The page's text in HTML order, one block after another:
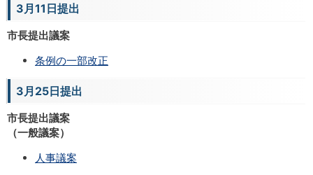
3月11日提出
市長提出議案
条例の一部改正
3月25日提出
市長提出議案
（一般議案）
人事議案